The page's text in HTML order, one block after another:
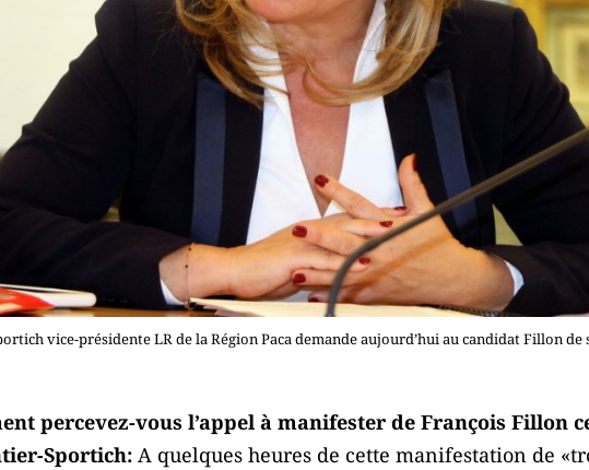
vice-présidente LR de la Région Paca demande aujourd’hui au candidat Fillon
percevez-vous l’appel à manifester de François Fillon
Sportich: A quelques heures de cette manifestation de